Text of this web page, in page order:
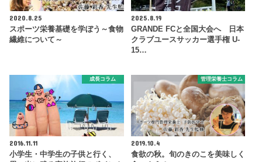
2020.8.25
スポーツ栄養基礎を学ぼう～食物
繊維について～
2025.8.19
GRANDE FCと全国大会へ 日本
クラブユースサッカー選手権 U-
15…
成長コラム
2016.11.11
小学生・中学生の子供と行く、
管理栄養士コラム
2019.10.4
食欲の秋。旬のきのこを美味しく